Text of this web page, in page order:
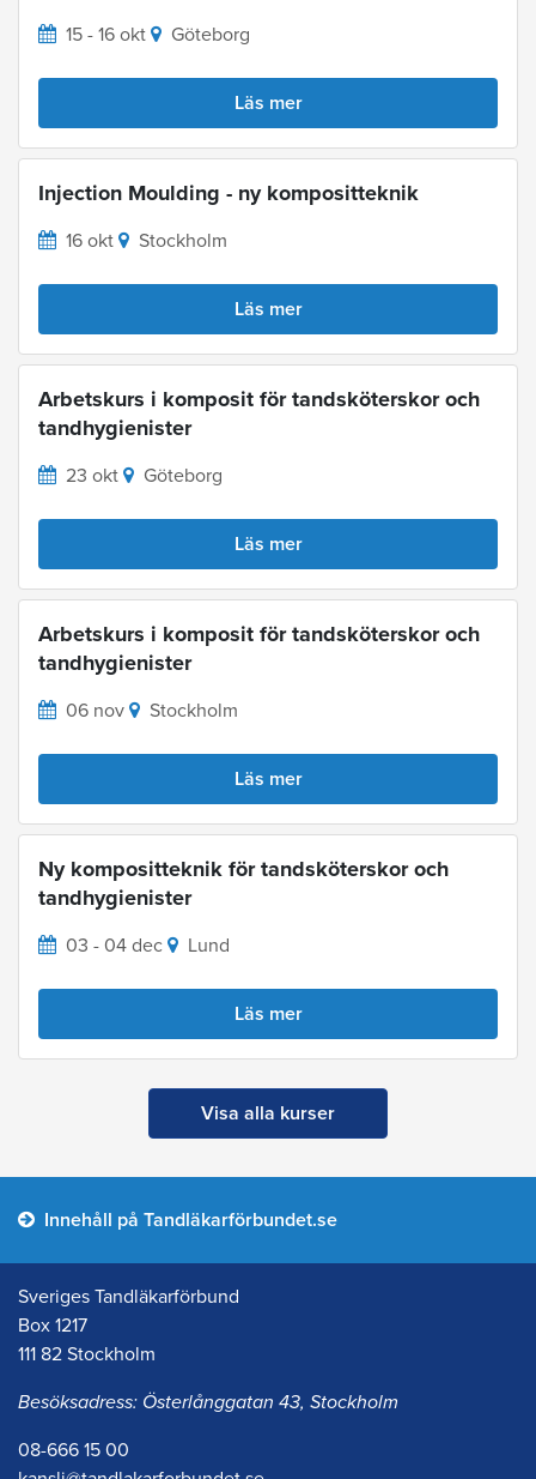
15 - 16 okt Göteborg
Läs mer
Injection Moulding - ny kompositteknik
16 okt Stockholm
Läs mer
Arbetskurs i komposit för tandsköterskor och
tandhygienister
23 okt Göteborg
Läs mer
Arbetskurs i komposit för tandsköterskor och
tandhygienister
06 nov Stockholm
Läs mer
Ny kompositteknik för tandsköterskor och
tandhygienister
03 - 04 dec Lund
Läs mer
Visa alla kurser
Innehåll på Tandläkarförbundet.se
Sveriges Tandläkarförbund
Box 1217
111 82 Stockholm
Besöksadress: Österlånggatan 43, Stockholm
08-666 15 00